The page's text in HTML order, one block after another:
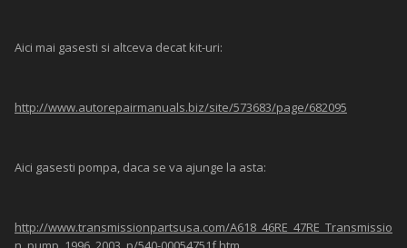
Aici mai gasesti si altceva decat kit-uri:
http://www.autorepairmanuals.biz/site/573683/page/682095
Aici gasesti pompa, daca se va ajunge la asta:
http://www.transmissionpartsusa.com/A618_46RE_47RE_Transmissio